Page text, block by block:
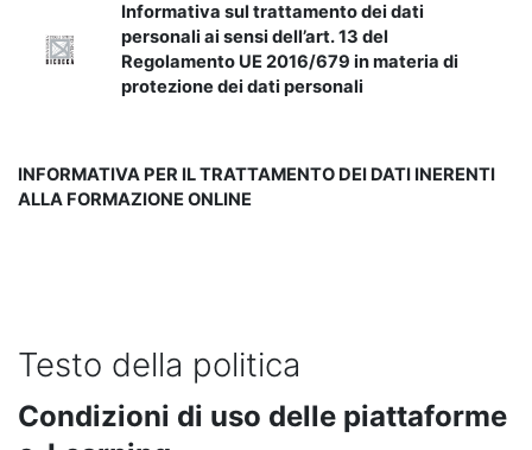
Informativa sul trattamento dei dati
personali ai sensi dell’art. 13 del
Regolamento UE 2016/679 in materia di
protezione dei dati personali
INFORMATIVA PER IL TRATTAMENTO DEI DATI INERENTI
ALLA FORMAZIONE ONLINE
Testo della politica
Condizioni di uso delle piattaforme